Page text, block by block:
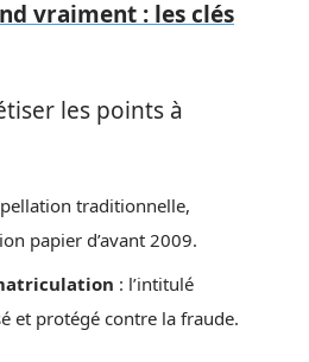
vraiment : les clés
les points à
traditionnelle,
papier d’avant 2009.
: l’intitulé
et protégé contre la fraude.